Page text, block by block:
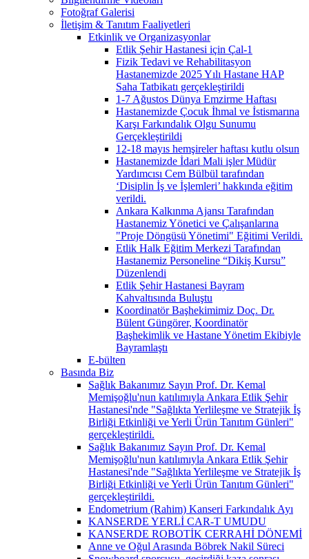
Fotoğraf Galerisi
İletişim & Tanıtım Faaliyetleri
Etkinlik ve Organizasyonlar
Etlik Şehir Hastanesi için Çal-1
Fizik Tedavi ve Rehabilitasyon
Hastanemizde 2025 Yılı Hastane HAP
Saha Tatbikatı gerçekleştirildi
1-7 Ağustos Dünya Emzirme Haftası
Hastanemizde Çocuk İhmal ve İstismarına
Karşı Farkındalık Olgu Sunumu
Gerçekleştirildi
12-18 mayıs hemşireler haftası kutlu olsun
Hastanemizde İdari Mali işler Müdür
Yardımcısı Cem Bülbül tarafından
‘Disiplin İş ve İşlemleri’ hakkında eğitim
verildi.
Ankara Kalkınma Ajansı Tarafından
Hastanemiz Yönetici ve Çalışanlarına
"Proje Döngüsü Yönetimi" Eğitimi Verildi.
Etlik Halk Eğitim Merkezi Tarafından
Hastanemiz Personeline “Dikiş Kursu”
Düzenlendi
Etlik Şehir Hastanesi Bayram
Kahvaltısında Buluştu
Koordinatör Başhekimimiz Doç. Dr.
Bülent Güngörer, Koordinatör
Başhekimlik ve Hastane Yönetim Ekibiyle
Bayramlaştı
E-bülten
Basında Biz
Sağlık Bakanımız Sayın Prof. Dr. Kemal
Memişoğlu'nun katılımıyla Ankara Etlik Şehir
Hastanesi'nde "Sağlıkta Yerlileşme ve Stratejik İş
Birliği Etkinliği ve Yerli Ürün Tanıtım Günleri"
gerçekleştirildi.
Sağlık Bakanımız Sayın Prof. Dr. Kemal
Memişoğlu'nun katılımıyla Ankara Etlik Şehir
Hastanesi'nde "Sağlıkta Yerlileşme ve Stratejik İş
Birliği Etkinliği ve Yerli Ürün Tanıtım Günleri"
gerçekleştirildi.
Endometrium (Rahim) Kanseri Farkındalık Ayı
KANSERDE YERLİ CAR-T UMUDU
KANSERDE ROBOTİK CERRAHİ DÖNEMİ
Anne ve Oğul Arasında Böbrek Nakil Süreci